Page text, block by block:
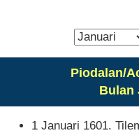
Piodalan/
Bulan
1 Januari 1601.